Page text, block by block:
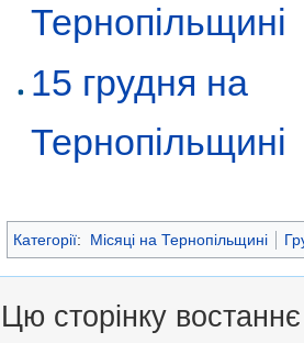
Тернопільщині
15 грудня на
Тернопільщині
Категорії: Місяці на Тернопільщині
Цю сторінку